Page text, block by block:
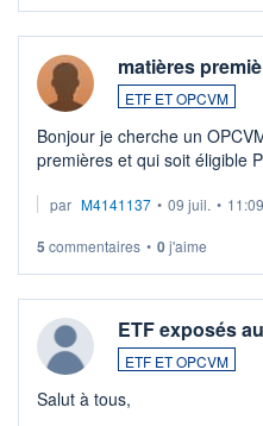
matières
ETF ET OPCVM
Bonjour je cherche un
premières et qui soit éligible
par M4141137 • 09 juil. • 11:09
5 commentaires • 0j'aime
ETF exposés
ETF ET OPCVM
Salut à tous,